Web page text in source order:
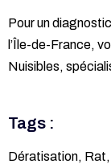
Pour un
l’Île-de-France,
Nuisibles,
Tags :
Dératisation, Rat,